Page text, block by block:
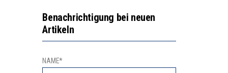
LERNLEISTUNGEN”
Benachrichtigung bei neuen
Artikeln
NAME*